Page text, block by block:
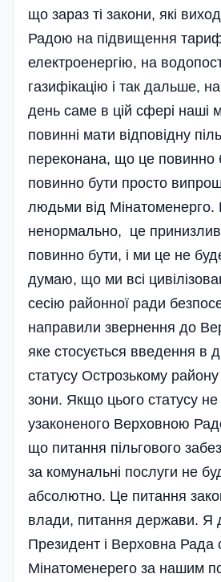
що зараз ті закони, які
Радою на підвищення
електроенергію, на
газифікацію і так дальше,
день саме в цій сфері наші
повинні мати відповідну
переконана, що це повинно
повинно бути просто
людьми від Мінатоменерго.
ненормально, це
повинно бути, і ми це не
думаю, що ми всі
сесію районної ради
направили звернення до
яке стосується введення в
статусу Острозькому району
зони. Якщо цього статусу
узаконеного Верховною
що питання пільгового
за комунальні послуги не
абсолютно. Це питання
влади, питання держави. Я
Президент і Верховна Рада
Мінатоменерего за нашим